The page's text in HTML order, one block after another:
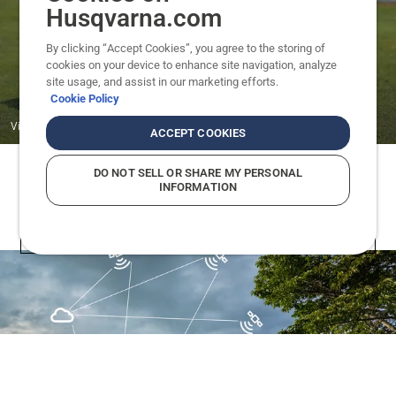
Video
Husqvarna.com
By clicking “Accept Cookies”, you agree to the storing of
cookies on your device to enhance site navigation, analyze
site usage, and assist in our marketing efforts.
Cookie Policy
ACCEPT COOKIES
DO NOT SELL OR SHARE MY PERSONAL
INFORMATION